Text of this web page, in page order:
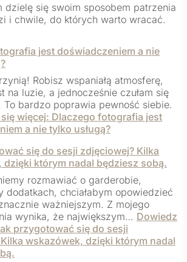
dzielę się swoim sposobem patrzenia
i chwile, do których warto wracać.
jest doświadczeniem a nie
Robisz wspaniałą atmosferę,
na luzie, a jednocześnie czułam się
To bardzo poprawia pewność siebie.
więcej: Dlaczego fotografia jest
a nie tylko usługą?
się do sesji zdjęciowej? Kilka
dzięki którym nadal będziesz sobą.
rozmawiać o garderobie,
dodatkach, chciałabym opowiedzieć
ważniejszym. Z mojego
wynika, że największym… Dowiedz
przygotować się do sesji
wskazówek, dzięki którym nadal